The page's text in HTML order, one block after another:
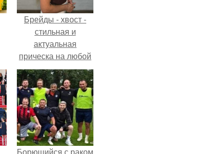
Брейды - хвост -
стильная и
актуальная
прическа на любой
случай.